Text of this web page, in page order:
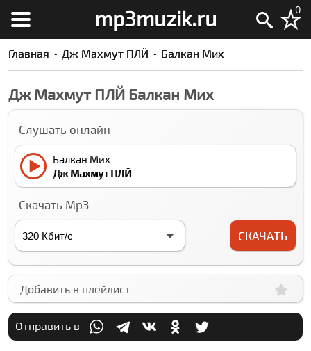
mp3muzik.ru 0
Главная Дж Махмут ПЛЙ Балкан Миx
Дж Махмут ПЛЙ Балкан Миx
Слушать онлайн
Балкан Миx
Дж Махмут ПЛЙ
Скачать Mp3
СКАЧАТЬ
Добавить в плейлист
Отправить в